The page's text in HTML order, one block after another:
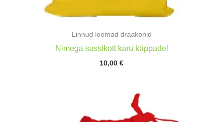
Linnud loomad draakonid
Nimega sussikott karu käppadel
10,00 €